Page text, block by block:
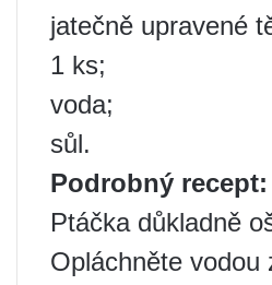
jatečně upravené
1 ks;
voda;
sůl.
Podrobný recept:
Ptáčka důkladně
Opláchněte vodou